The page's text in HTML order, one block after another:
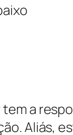
a
Aliás,